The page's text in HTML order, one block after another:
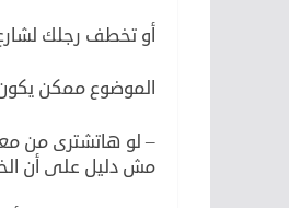
أو تخطف رجلك
الموضوع ممكن
– لو هاتشترى من
مش دليل على أن